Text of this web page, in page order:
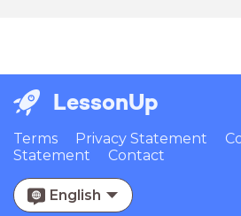
LessonUp
Terms Privacy Statement
Statement
Contact
English